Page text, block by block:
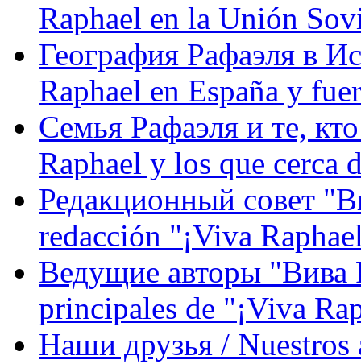
Raphael en la Unión
География Рафаэля в
Raphael en España y
Семья Рафаэля и те,
Raphael y los que cerca
Редакционный совет
redacción "¡Viva
Ведущие авторы "Вива
principales de "¡Viva
Наши друзья / Nuestros